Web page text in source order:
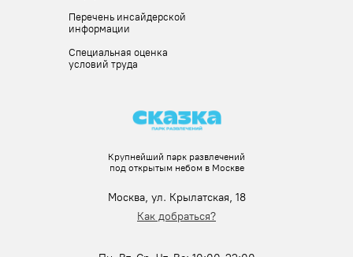
Перечень инсайдерской
информации
Специальная оценка
условий труда
Крупнейший парк развлечений
под открытым небом в Москве
Москва, ул. Крылатская, 18
Как добраться?